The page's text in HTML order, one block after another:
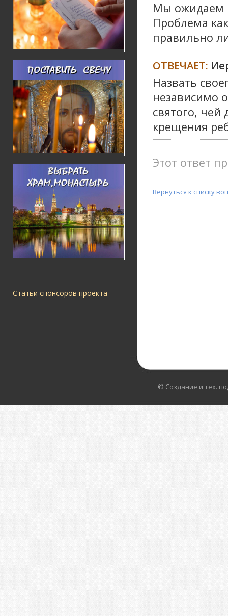
Статьи спонсоров проекта
Мы ожидаем
Проблема
правильно
ОТВЕЧАЕТ:
Назвать
независимо
святого,
крещения
Этот ответ
Вернуться к списку
© Создание и тех.